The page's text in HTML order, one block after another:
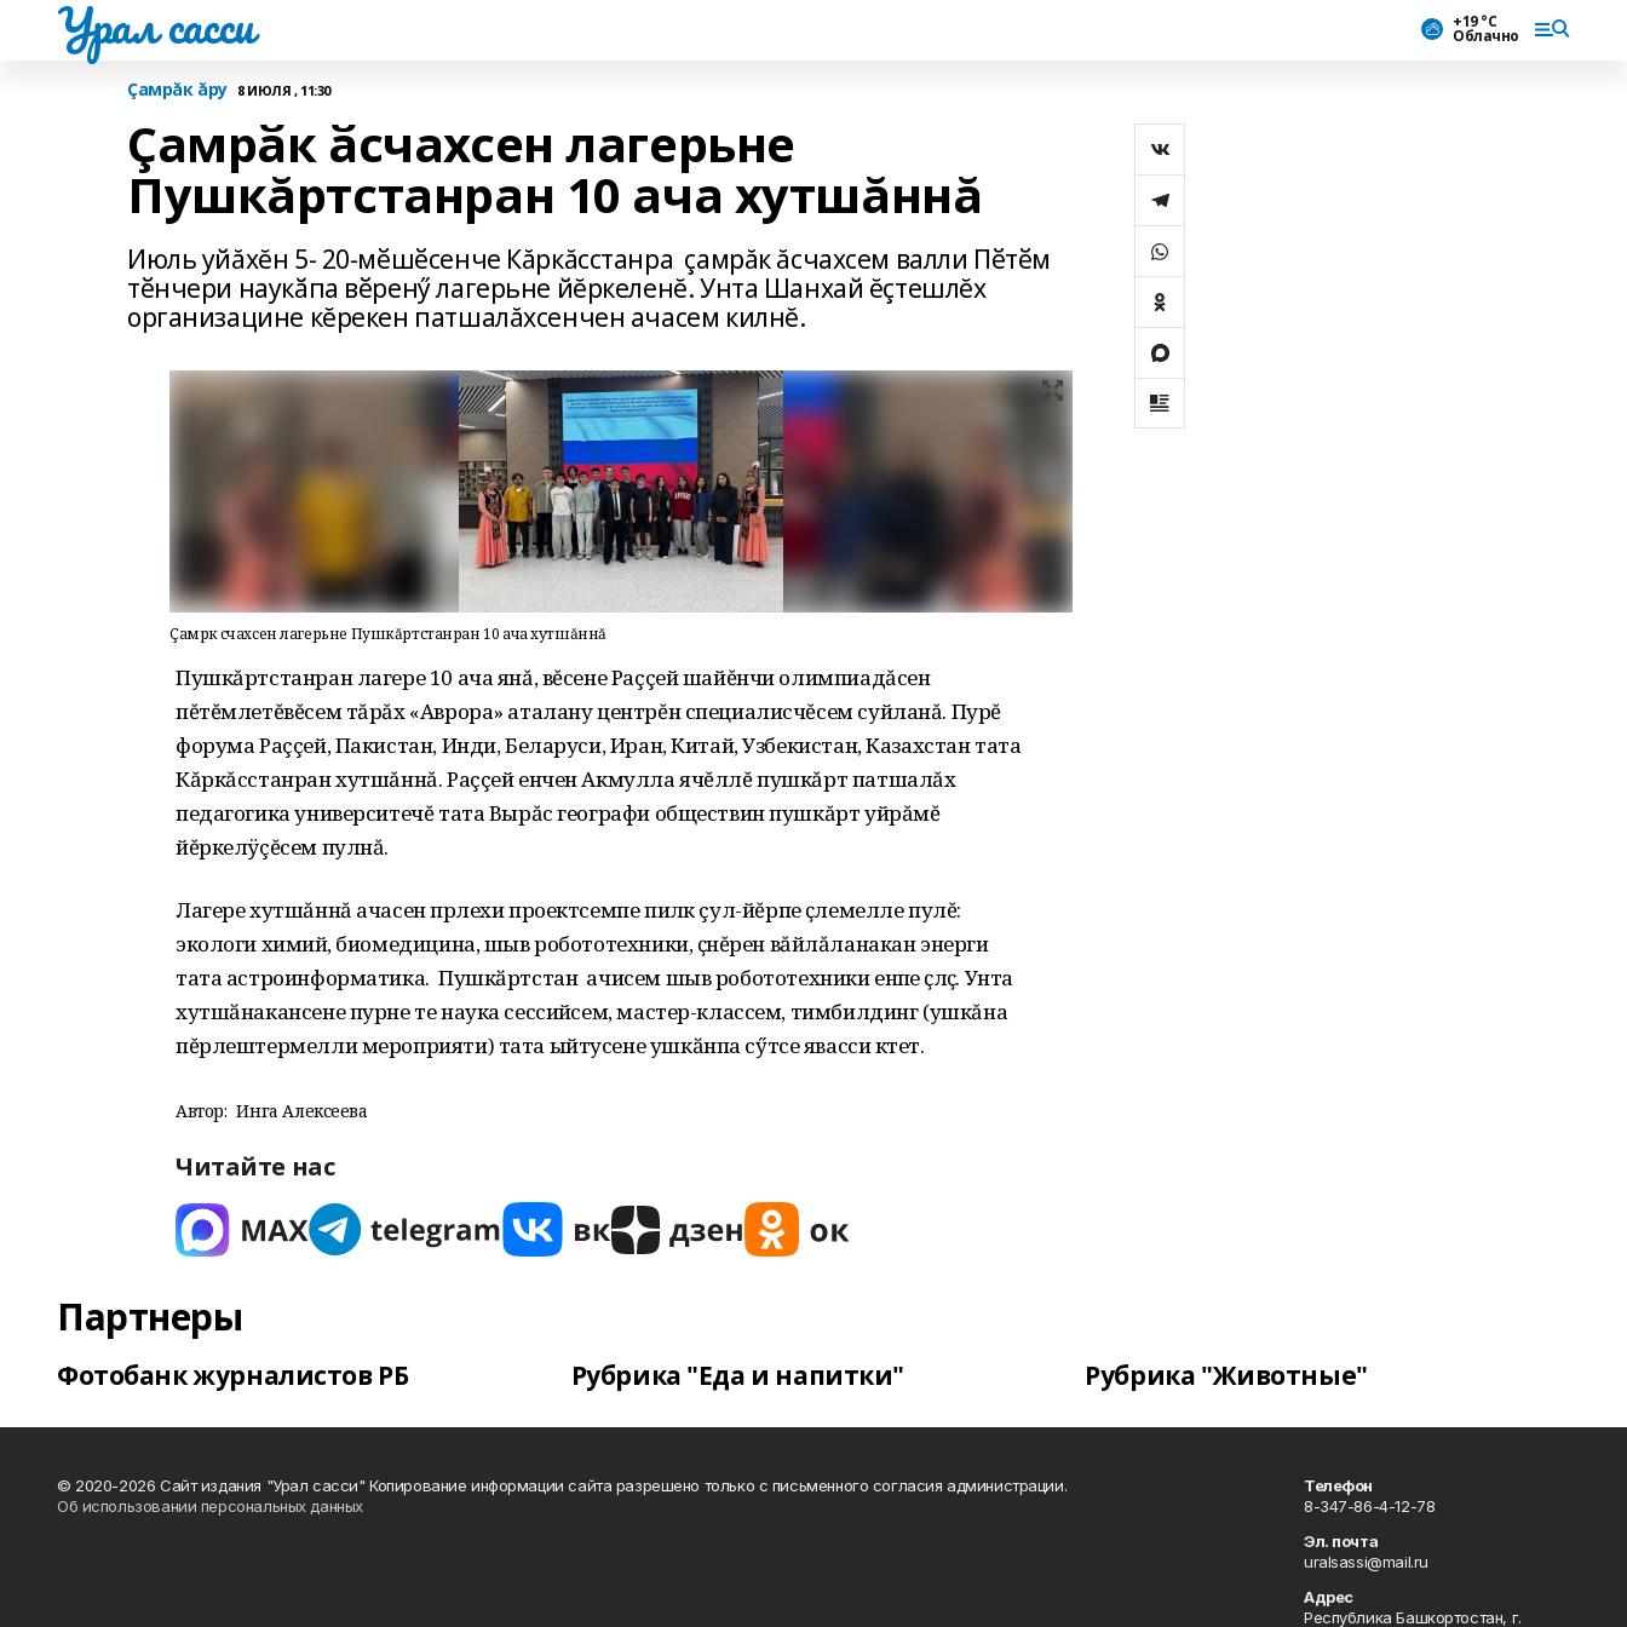
Урал сасси +19 °С
Облачно
Çамрăк ăру 8 ИЮЛЯ , 11:30
Çамрӑк ӑсчахсен лагерьне
Пушкăртстанран 10 ача хутшăннă
Июль уйăхĕн 5- 20-мӗшӗсенче Кăркăсстанра çамрăк ăсчахсем валли Пӗтӗм
тӗнчери наукӑпа вӗренӳ лагерьне йĕркеленĕ. Унта Шанхай ĕçтешлĕх
организацине кĕрекен патшалăхсенчен ачасем килнĕ.
Çамрӑк ӑсчахсен лагерьне Пушкăртстанран 10 ача хутшăннă
Пушкăртстанран лагере 10 ача янă, вĕсене Раççей шайĕнчи олимпиадăсен
пĕтĕмлетĕвĕсем тăрăх «Аврора» аталану центрĕн специалисчĕсем суйланă. Пурĕ
форума Раççей, Пакистан, Инди, Беларуси, Иран, Китай, Узбекистан, Казахстан тата
Кăркăсстанран хутшăннă. Раççей енчен Акмулла ячĕллĕ пушкăрт патшалăх
педагогика университечĕ тата Вырăс географи обществин пушкăрт уйрăмĕ
йĕркелÿçĕсем пулнă.
Лагере хутшăннă ачасен пӗрлехипроектсемпепилӗкçул-йĕрпеӗҫлемеллепулĕ:
экологихимийӗ, биомедицина, шыв робототехники, ҫӗнĕрен вăйлăланакан энерги
тата астроинформатика. Пушкӑртстан ачисемшывробототехникиенӗпеӗҫлӗҫ.Унта
хутшӑнакансенепурне те наука сессийӗсем, мастер-классем, тимбилдинг (ушкăна
пĕрлештермелли мероприяти) тата ыйтусене ушкӑнпа сӳтсе явасси кӗтет.
Автор: Инга Алексеева
Читайте нас
Партнеры
Фотобанк журналистов РБ Рубрика "Еда и напитки" Рубрика "Животные"
© 2020-2026 Сайт издания "Урал сасси" Копирование информации сайта разрешено только с письменного согласия администрации.
Об использовании персональных данных
Телефон
8-347-86-4-12-78
Эл. почта
uralsassi@mail.ru
Адрес
Республика Башкортостан, г.